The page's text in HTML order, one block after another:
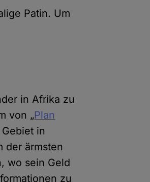
Patin. Um
in Afrika zu
von „Plan
in
der ärmsten
wo sein Geld
zu